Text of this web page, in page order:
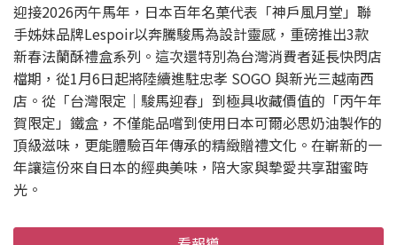
迎接2026丙午馬年，日本百年名菓代表「神戶風月堂」聯
手姊妹品牌Lespoir以奔騰駿馬為設計靈感，重磅推出3款
新春法蘭酥禮盒系列。這次還特別為台灣消費者延長快閃店
檔期，從1月6日起將陸續進駐忠孝 SOGO 與新光三越南西
店。從「台灣限定｜駿馬迎春」到極具收藏價值的「丙午年
賀限定」鐵盒，不僅能品嚐到使用日本可爾必思奶油製作的
頂級滋味，更能體驗百年傳承的精緻贈禮文化。在嶄新的一
年讓這份來自日本的經典美味，陪大家與摯愛共享甜蜜時
光。